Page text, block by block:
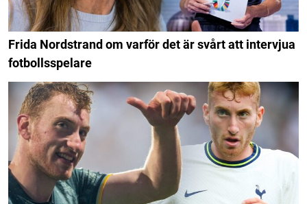
Frida Nordstrand om varför det är svårt att intervjua
fotbollsspelare